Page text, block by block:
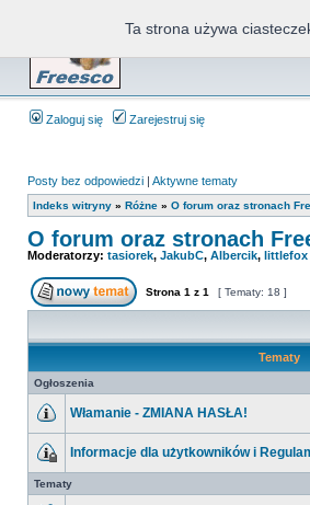
Zaloguj się Zarejestruj się
Posty bez odpowiedzi | Aktywne tematy
Indeks witryny » Różne » O forum oraz stronach
O forum oraz stronach
Moderatorzy: tasiorek, JakubC, Albercik, littlefox
Strona 1 z 1 [ Tematy: 18 ]
Tematy
Ogłoszenia
Włamanie - ZMIANA HASŁA!
Informacje dla użytkowników i
Tematy
Ta strona używa